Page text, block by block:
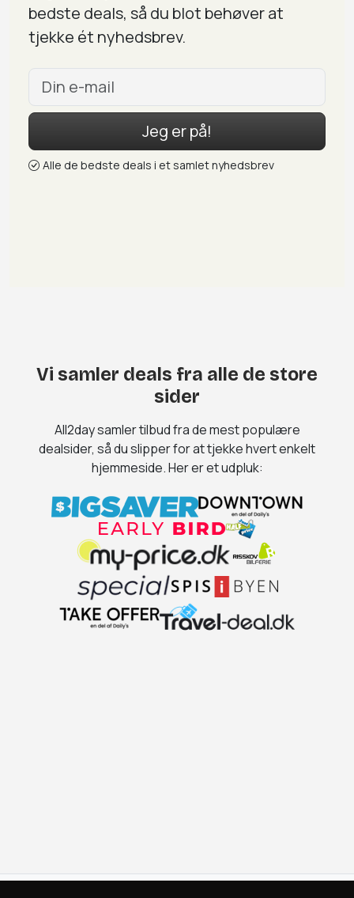
bedste deals, så du blot behøver at
tjekke ét nyhedsbrev.
Jeg er på!
Alle de bedste deals i et samlet nyhedsbrev
Vi samler deals fra alle de store
sider
All2day samler tilbud fra de mest populære
dealsider, så du slipper for at tjekke hvert enkelt
hjemmeside. Her er et udpluk: